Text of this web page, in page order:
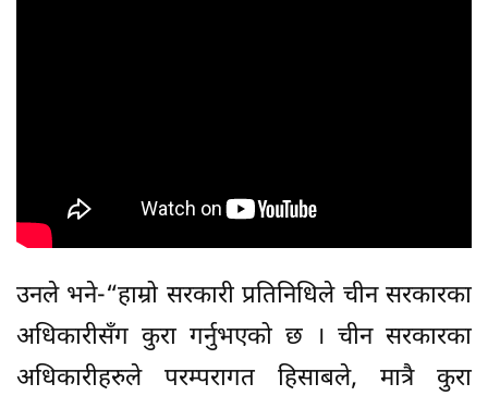
उनले भने-“हाम्रो सरकारी प्रतिनिधिले चीन सरकारका
अधिकारीसँग कुरा गर्नुभएको छ । चीन सरकारका
अधिकारीहरुले परम्परागत हिसाबले, मात्रै कुरा